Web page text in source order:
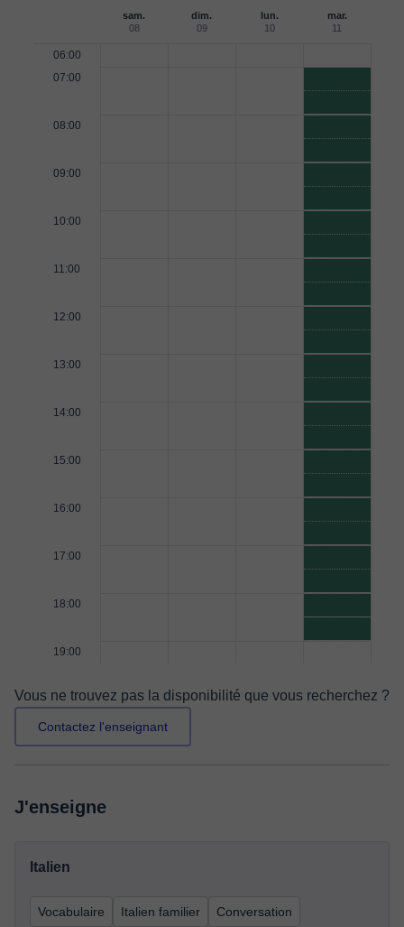
sam.
08
dim.
09
lun.
10
mar.
11
06:00
07:00
08:00
09:00
10:00
11:00
12:00
13:00
14:00
15:00
16:00
17:00
18:00
19:00
Vous ne trouvez pas la disponibilité que vous recherchez ?
Contactez l'enseignant
J'enseigne
Italien
Vocabulaire Italien familier Conversation